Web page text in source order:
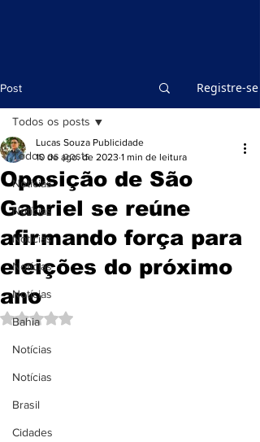
Post Registre-se
Todos os posts
Notícias
Notícias
Notícias
Notícias
Notícias
Bahia
Notícias
Notícias
Brasil
Cidades
Todos os posts
Oposição de São
Gabriel se reúne
afirmando força para
eleições do próximo
ano
Lucas Souza Publicidade
10 de ago. de 2023 1 min de leitura
Avaliado com NaN de 5 estrelas.